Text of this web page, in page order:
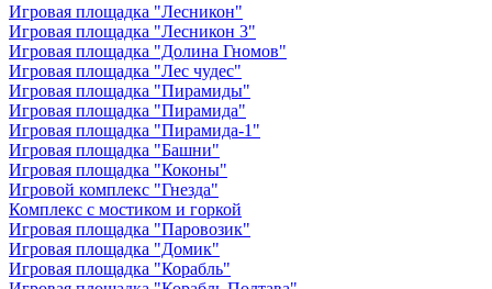
Игровая площадка "Лесникон"
Игровая площадка "Лесникон 3"
Игровая площадка "Долина Гномов"
Игровая площадка "Лес чудес"
Игровая площадка "Пирамиды"
Игровая площадка "Пирамида"
Игровая площадка "Пирамида-1"
Игровая площадка "Башни"
Игровая площадка "Коконы"
Игровой комплекс "Гнезда"
Комплекс с мостиком и горкой
Игровая площадка "Паровозик"
Игровая площадка "Домик"
Игровая площадка "Корабль"